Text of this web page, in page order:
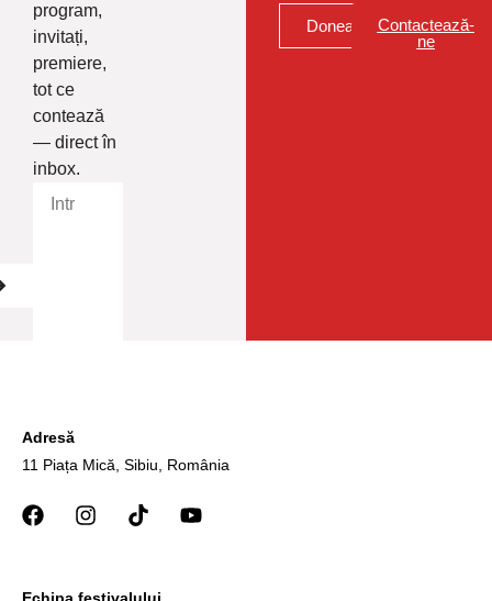
program,
invitați,
premiere,
tot ce
contează
— direct în
inbox.
Donează
Contactează-
ne
Adresă
11 Piața Mică, Sibiu, România
Echipa festivalului